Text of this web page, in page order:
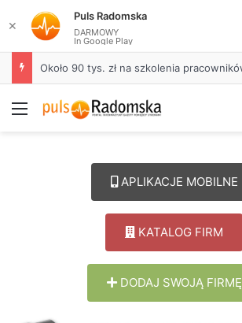
Menu
APLIKACJE MOBILNE
KATALOG FIRM
DODAJ SWOJĄ FIRMĘ
✕
Puls Radomska
DARMOWY
In Google Play